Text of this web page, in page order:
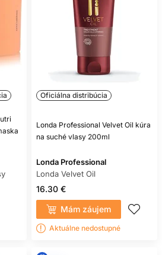
týždenne alebo podľa návodu a
upravte podľa výsledku.
AJ NA JEMNÉ
VLASY?
receptúru a malé množstvo len do
NA POKOŽKU
HLAVY?
uvádza. Väčšina patrí do dĺžok.
MEDZI MASKOU
a poskytuje intenzívnejšie
umytí často stačí jeden z týchto
krokov.
Oficiálna distribúcia
Londa Professional Velvet Oil kúra
na suché vlasy 200ml
Londa Professional
Londa Velvet Oil
16.30 €
Mám záujem
Aktuálne nedostupné